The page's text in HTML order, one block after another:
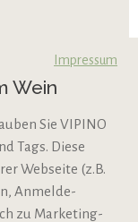
Impressum
Wein
Sie VIPINO
Tags. Diese
Webseite (z.B.
Anmelde-
zu Marketing-